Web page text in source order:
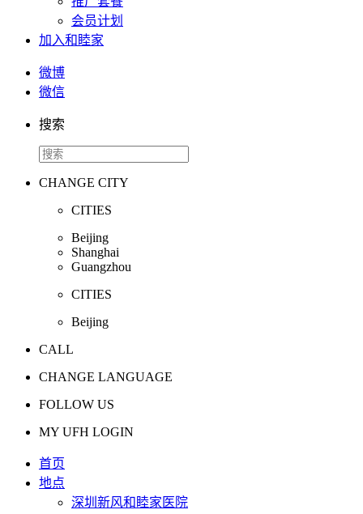
会员计划
加入和睦家
微博
微信
搜索
CHANGE CITY
CITIES
Beijing
Shanghai
Guangzhou
CITIES
Beijing
CALL
CHANGE LANGUAGE
FOLLOW US
MY UFH LOGIN
首页
地点
深圳新风和睦家医院